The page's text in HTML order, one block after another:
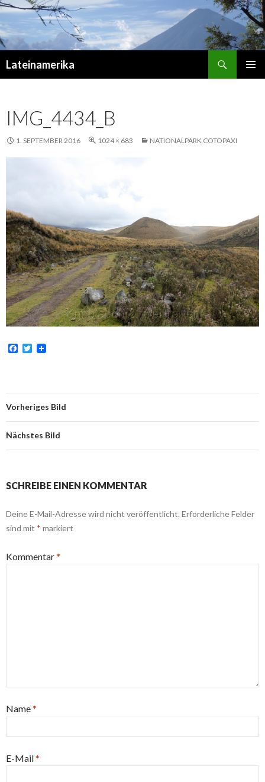
Lateinamerika
IMG_4434_B
1. SEPTEMBER 2016 1024 × 683 NATIONALPARK COTOPAXI
F
o
o
T
e
r
Vorheriges Bild
Nächstes Bild
SCHREIBE EINEN KOMMENTAR
Deine E-Mail-Adresse wird nicht veröffentlicht. Erforderliche Felder
sind mit * markiert
Kommentar*
Name*
E-Mail*